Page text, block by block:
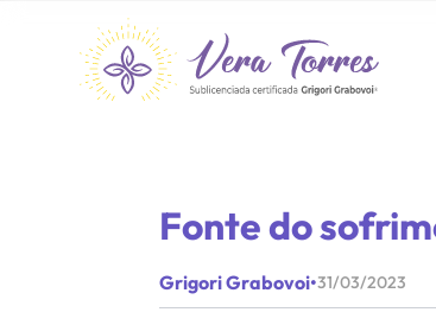
Fonte do
Grigori Grabovoi•31/03/2023